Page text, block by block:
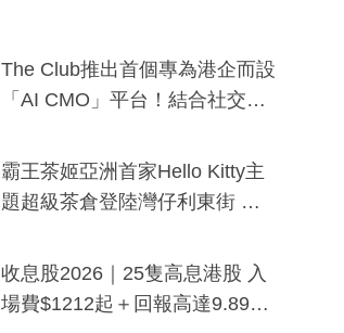
The Club推出首個專為港企而設
「AI CMO」平台！結合社交聆
分鐘生成「貼地」宣傳短片
霸王茶姬亞洲首家Hello Kitty主
題超級茶倉登陸灣仔利東街 推
y及香港限定特調系列
收息股2026｜25隻高息港股 入
場費$1212起＋回報高達9.89